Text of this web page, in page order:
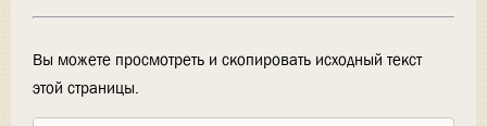
Вы можете просмотреть и скопировать исходный текст
этой страницы.